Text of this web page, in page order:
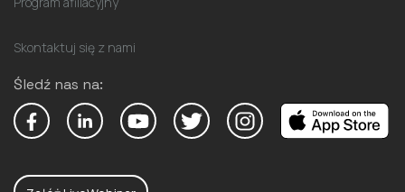
Skontaktuj się z nami
Śledź nas na: